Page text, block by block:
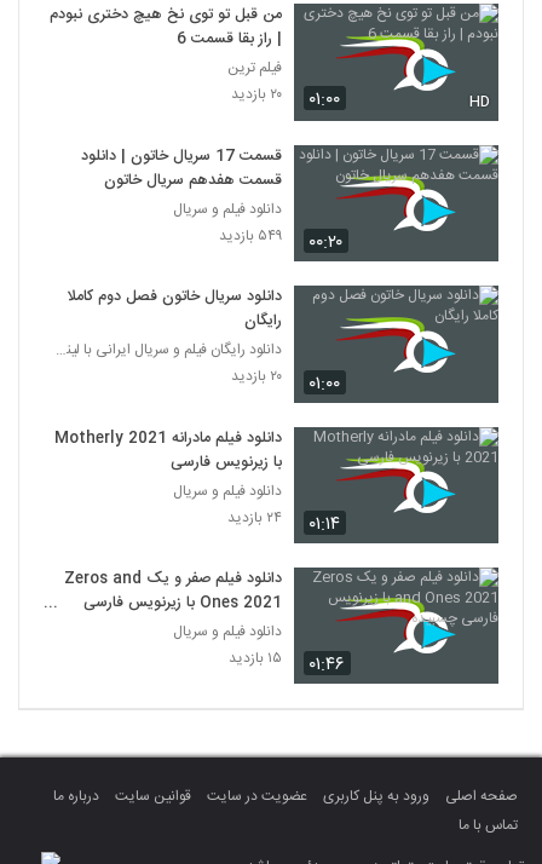
۰۱:۰۰ HD
من قبل تو توی نخ هیچ دختری نبودم
| راز بقا قسمت 6
فیلم ترین
۲۰ بازدید
۰۰:۲۰
قسمت 17 سریال خاتون | دانلود
قسمت هفدهم سریال خاتون
دانلود فیلم و سریال
۵۴۹ بازدید
۰۱:۰۰
دانلود سریال خاتون فصل دوم کاملا
رایگان
دانلود رایگان فیلم و سریال ایرانی با لینک مستقیم
۲۰ بازدید
۰۱:۱۴
دانلود فیلم مادرانه Motherly 2021
با زیرنویس فارسی
دانلود فیلم و سریال
۲۴ بازدید
۰۱:۴۶
دانلود فیلم صفر و یک Zeros and
Ones 2021 با زیرنویس فارسی
چسبیده
دانلود فیلم و سریال
۱۵ بازدید
صفحه اصلی ورود به پنل کاربری عضویت در سایت قوانین سایت
درباره ما
تماس با ما